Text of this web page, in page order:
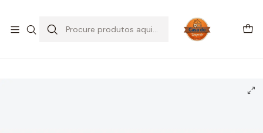
Início CALÇADO Outros
Air Max 97
Nike Air Max 97 Cream Khaki Olive